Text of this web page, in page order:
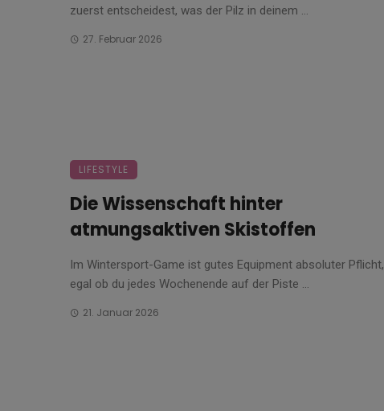
zuerst entscheidest, was der Pilz in deinem ...
27. Februar 2026
LIFESTYLE
Die Wissenschaft hinter
atmungsaktiven Skistoffen
Im Wintersport-Game ist gutes Equipment absoluter Pflicht,
egal ob du jedes Wochenende auf der Piste ...
21. Januar 2026